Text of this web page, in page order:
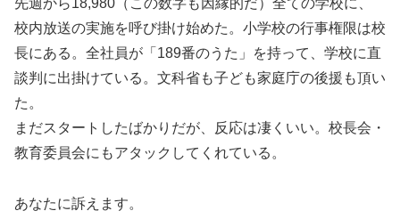
校内放送の実施を呼び掛け始めた。小学校の行事権限は校
長にある。全社員が「189番のうた」を持って、学校に直
談判に出掛けている。文科省も子ども家庭庁の後援も頂い
た。
まだスタートしたばかりだが、反応は凄くいい。校長会・
教育委員会にもアタックしてくれている。
あなたに訴えます。